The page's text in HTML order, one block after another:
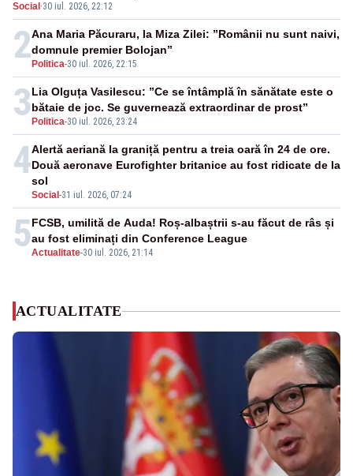
F-16
Social ·30 iul. 2026, 22:12
2 Politica-30 iul. 2026, 22:15
Ana Maria Păcuraru, la Miza Zilei: ”Românii nu sunt naivi,
domnule premier Bolojan”
3 Politica-30 iul. 2026, 23:24
Lia Olguța Vasilescu: ”Ce se întâmplă în sănătate este o
bătaie de joc. Se guvernează extraordinar de prost”
4
Social -31 iul. 2026, 07:24
Alertă aeriană la graniță pentru a treia oară în 24 de ore.
Două aeronave Eurofighter britanice au fost ridicate de la
sol
5Actualitate-30 iul. 2026, 21:14
FCSB, umilită de Auda! Roș-albaștrii s-au făcut de râs și
au fost eliminați din Conference League
ACTUALITATE